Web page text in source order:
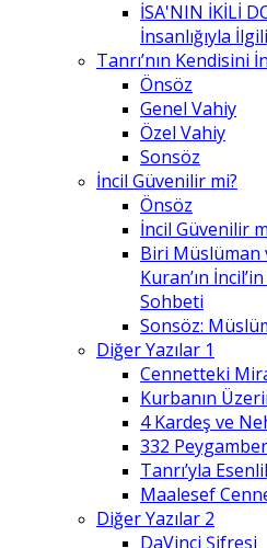
İSA'NIN İKİLİ
İnsanlığıyla
Tanrı’nın Kendisini
Önsöz
Genel Vahiy
Özel Vahiy
Sonsöz
İncil Güvenilir mi?
Önsöz
İncil Güvenilir
Biri Müslüman
Kuran’ın
Sohbeti
Sonsöz:
Diğer Yazılar 1
Cennetteki
Kurbanın
4 Kardeş ve
332
Tanrı’yla
Maalesef
Diğer Yazılar 2
DaVinci Şifresi